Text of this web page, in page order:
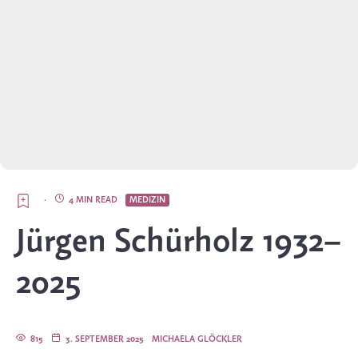
MEDIZIN
4 MIN READ
·
Jürgen Schürholz 1932–
2025
MICHAELA GLÖCKLER
3. SEPTEMBER 2025
815